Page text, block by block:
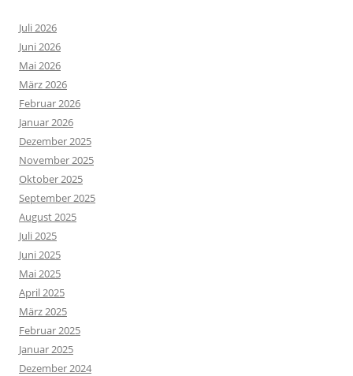
Juli 2026
Juni 2026
Mai 2026
März 2026
Februar 2026
Januar 2026
Dezember 2025
November 2025
Oktober 2025
September 2025
August 2025
Juli 2025
Juni 2025
Mai 2025
April 2025
März 2025
Februar 2025
Januar 2025
Dezember 2024